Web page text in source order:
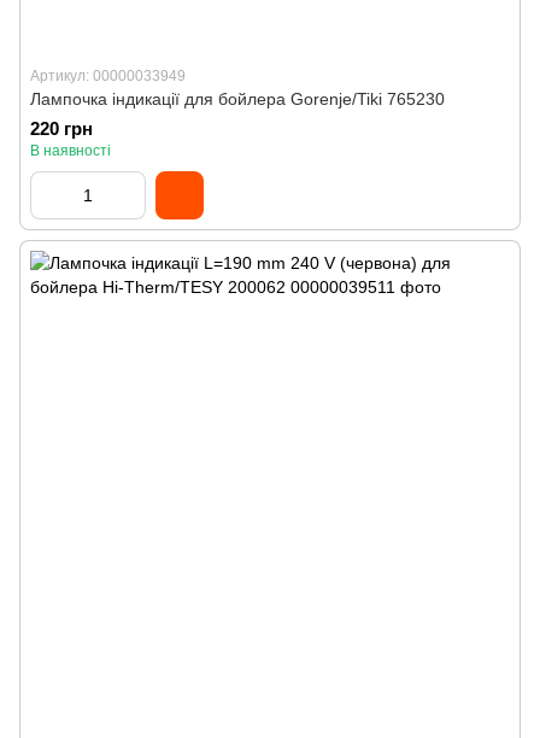
Артикул: 00000033949
Лампочка індикації для бойлера Gorenje/Tiki 765230
220 грн
В наявності